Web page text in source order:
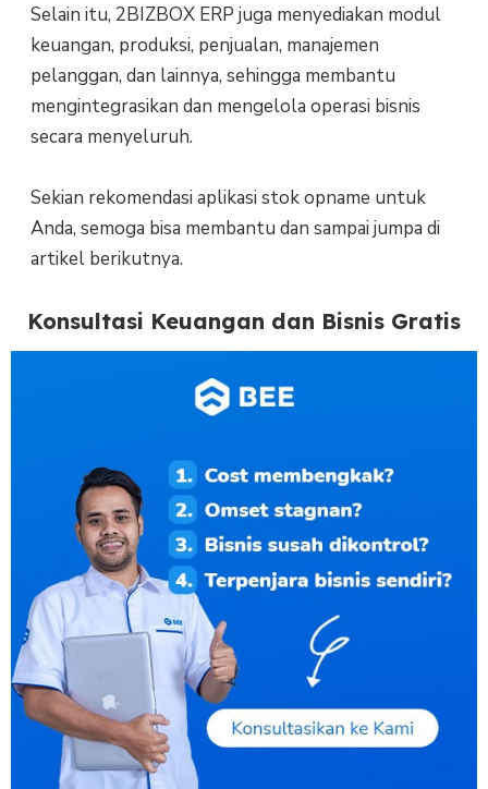
Selain itu, 2BIZBOX ERP juga menyediakan modul
keuangan, produksi, penjualan, manajemen
pelanggan, dan lainnya, sehingga membantu
mengintegrasikan dan mengelola operasi bisnis
secara menyeluruh.
Sekian rekomendasi aplikasi stok opname untuk
Anda, semoga bisa membantu dan sampai jumpa di
artikel berikutnya.
Konsultasi Keuangan dan Bisnis Gratis